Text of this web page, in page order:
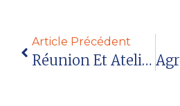
Article Précédent
Réunion Et Ateliers Mobilité Mars 2023